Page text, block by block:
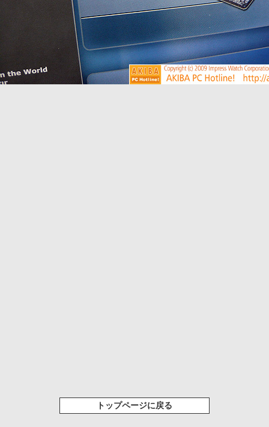
トップページに戻る